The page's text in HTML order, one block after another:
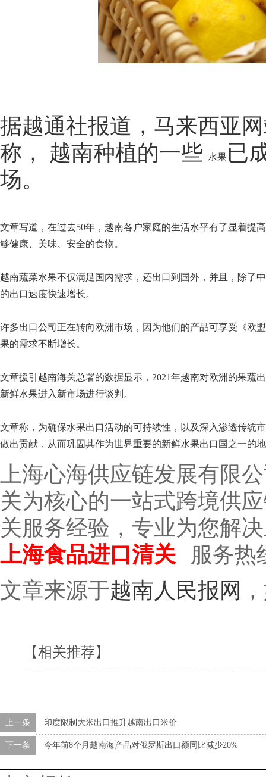
据越通社报道，马来西亚
称， 越南种植的一些 水果已
场。
文章写道，在过去50年，越南各户家庭的生活水平有了显着提
够健康、美味、安全的食物。
越南蔬菜水果不仅满足国内需求，还出口到国外，并且，除了
的出口速度快速增长。
许多出口公司正在转向欧洲市场，因为他们的产品可享受《欧
果的需求不断增长。
文章援引越南海关总署的数据显示，2021年越南对欧洲的果蔬
新鲜水果进入新市场进行谈判。
文章称，为确保水果出口活动的可持续性，以及深入渗透传统
做出贡献，从而巩固其作为世界重要的新鲜水果出口国之一的
上海心海供应链发展有限
关为核心的一站式跨境供
关服务经验，专业为您解
上海食品进口清关
服务热
文章来源于越南人民报网
【相关推荐】
上一条 印度限制大米出口推升越南出口米价
下一条 今年前8个月越南海产品对俄罗斯出口额同比减少20%